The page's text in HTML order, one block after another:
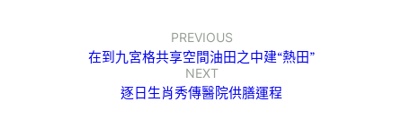
PREVIOUS
在到九宮格共享空間油田之中建“熱田”
NEXT
逐日生肖秀傳醫院供膳運程